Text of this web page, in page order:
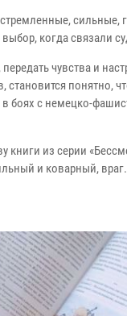
сильные,
когда связали
чувства и
понятно,
с немецко-
из серии
и коварный, враг.